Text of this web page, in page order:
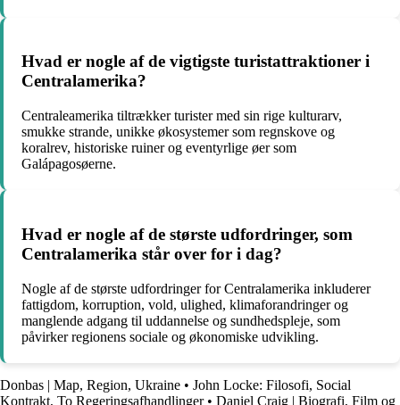
Hvad er nogle af de vigtigste turistattraktioner i
Centralamerika?
Centraleamerika tiltrækker turister med sin rige kulturarv,
smukke strande, unikke økosystemer som regnskove og
koralrev, historiske ruiner og eventyrlige øer som
Galápagosøerne.
Hvad er nogle af de største udfordringer, som
Centralamerika står over for i dag?
Nogle af de største udfordringer for Centralamerika inkluderer
fattigdom, korruption, vold, ulighed, klimaforandringer og
manglende adgang til uddannelse og sundhedspleje, som
påvirker regionens sociale og økonomiske udvikling.
Donbas | Map, Region, Ukraine • John Locke: Filosofi, Social
Kontrakt, To Regeringsafhandlinger• Daniel Craig | Biografi, Film og